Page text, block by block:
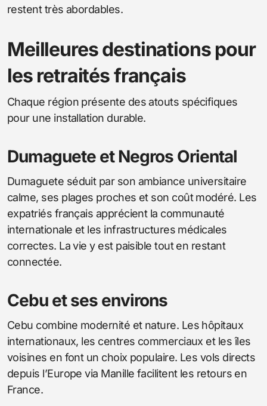
restent très abordables.
Meilleures destinations pour
les retraités français
Chaque région présente des atouts spécifiques
pour une installation durable.
Dumaguete et Negros Oriental
Dumaguete séduit par son ambiance universitaire
calme, ses plages proches et son coût modéré. Les
expatriés français apprécient la communauté
internationale et les infrastructures médicales
correctes. La vie y est paisible tout en restant
connectée.
Cebu et ses environs
Cebu combine modernité et nature. Les hôpitaux
internationaux, les centres commerciaux et les îles
voisines en font un choix populaire. Les vols directs
depuis l’Europe via Manille facilitent les retours en
France.